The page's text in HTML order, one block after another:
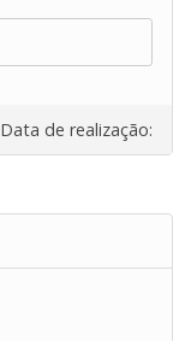
Data de realização: